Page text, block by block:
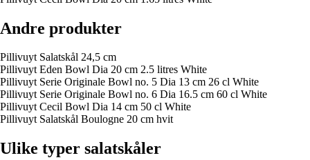
Andre produkter
Pillivuyt Salatskål 24,5 cm
Pillivuyt Eden Bowl Dia 20 cm 2.5 litres White
Pillivuyt Serie Originale Bowl no. 5 Dia 13 cm 26 cl White
Pillivuyt Serie Originale Bowl no. 6 Dia 16.5 cm 60 cl White
Pillivuyt Cecil Bowl Dia 14 cm 50 cl White
Pillivuyt Salatskål Boulogne 20 cm hvit
Ulike typer salatskåler